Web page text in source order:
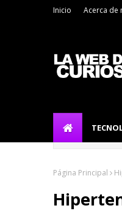
Inicio Acerca de
Página Principal